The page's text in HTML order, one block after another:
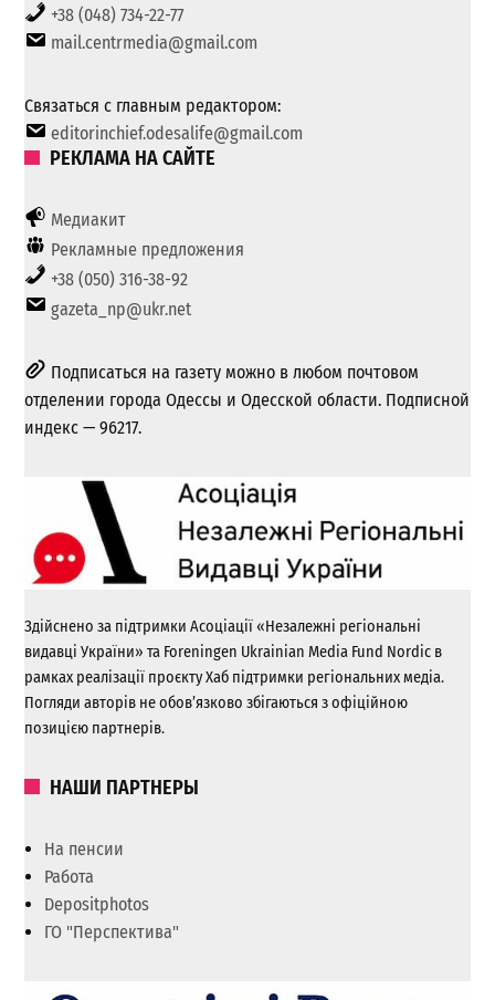
+38 (048) 734-22-77
mail.centrmedia@gmail.com
Связаться с главным редактором:
editorinchief.odesalife@gmail.com
РЕКЛАМА НА САЙТЕ
Медиакит
Рекламные предложения
+38 (050) 316-38-92
gazeta_np@ukr.net
Подписаться на газету можно в любом почтовом
отделении города Одессы и Одесской области. Подписной
индекс — 96217.
Здійснено за підтримки Асоціації «Незалежні регіональні
видавці України» та Foreningen Ukrainian Media Fund Nordic в
рамках реалізації проєкту Хаб підтримки регіональних медіа.
Погляди авторів не обов’язково збігаються з офіційною
позицією партнерів.
НАШИ ПАРТНЕРЫ
На пенсии
Работа
Depositphotos
ГО "Перспектива"